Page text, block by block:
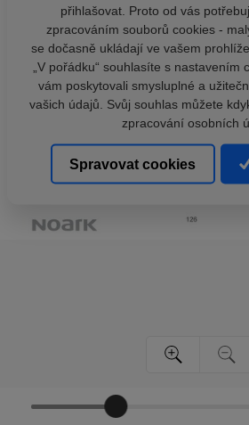
přihlašovat. Proto od vás
zpracováním souborů cookies -
se dočasně ukládají ve vašem
„V pořádku“ souhlasíte s nastavením
vám poskytovali smysluplné a
vašich údajů. Svůj souhlas můžete
zpracování osobních
Spravovat cookies